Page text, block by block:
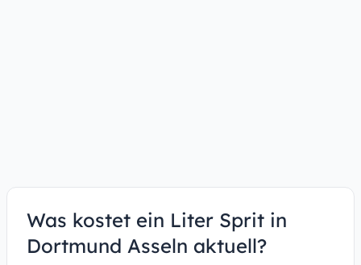
Was kostet ein Liter Sprit in
Dortmund Asseln aktuell?